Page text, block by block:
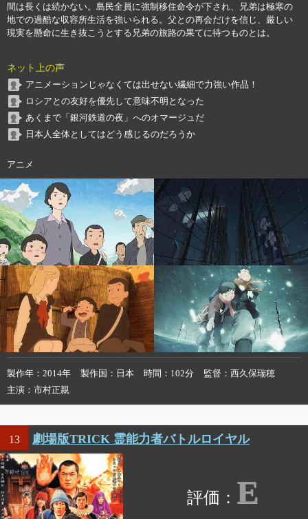
間は長くは続かない。島民全員に強制移住命令が下され、兄弟は極寒の
地での過酷な収容所生活を強いられる。父との再会だけを信じ、厳しい
現実を懸命に生き抜こうとする兄弟の旅路の果てに待つものとは。
ネット上の声
アニメーションじゃなくては出せない繊細で力強い作品！
ロシアとの友好を優先して意味不明となった
あくまで「銀河鉄道の夜」へのオマージュだ
日本人全体としてはどう感じるのだろうか
アニメ
製作年 2014年 製作国 日本 時間 102分 監督
西久保瑞穂
主演
市村正親
13 劇場版TRICK 霊能力者バトルロイヤル
E